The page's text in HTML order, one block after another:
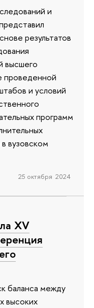
и
результатов
высшего
проведенной
и условий
программ
вузовском
25 октября 2024
XV
баланса между
высоких